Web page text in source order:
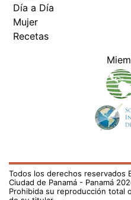
Día a Día
Mujer
Recetas
Todos los derechos reservados
Ciudad de Panamá - Panamá
Prohibida su reproducción total